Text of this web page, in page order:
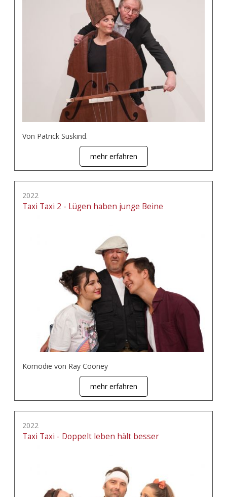
Von Patrick Suskind.
mehr erfahren
2022
Taxi Taxi 2 - Lügen haben junge Beine
Komödie von Ray Cooney
mehr erfahren
2022
Taxi Taxi - Doppelt leben hält besser